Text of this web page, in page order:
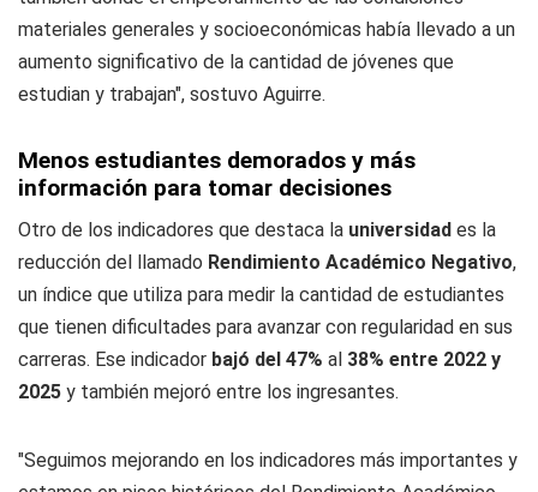
materiales generales y socioeconómicas había llevado a un
aumento significativo de la cantidad de jóvenes que
estudian y trabajan", sostuvo Aguirre.
Menos estudiantes demorados y más
información para tomar decisiones
Otro de los indicadores que destaca la universidad es la
reducción del llamado Rendimiento Académico Negativo,
un índice que utiliza para medir la cantidad de estudiantes
que tienen dificultades para avanzar con regularidad en sus
carreras. Ese indicador bajó del 47% al 38% entre 2022 y
2025 y también mejoró entre los ingresantes.
"Seguimos mejorando en los indicadores más importantes y